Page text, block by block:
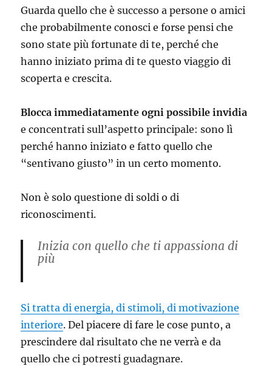
Guarda quello che è successo a persone o amici
che probabilmente conosci e forse pensi che
sono state più fortunate di te, perché che
hanno iniziato prima di te questo viaggio di
scoperta e crescita.
Blocca immediatamente ogni possibile invidia
e concentrati sull’aspetto principale: sono lì
perché hanno iniziato e fatto quello che
“sentivano giusto” in un certo momento.
Non è solo questione di soldi o di
riconoscimenti.
Inizia con quello che ti appassiona di
più
Si tratta di energia, di stimoli, di motivazione
interiore. Del piacere di fare le cose punto, a
prescindere dal risultato che ne verrà e da
quello che ci potresti guadagnare.